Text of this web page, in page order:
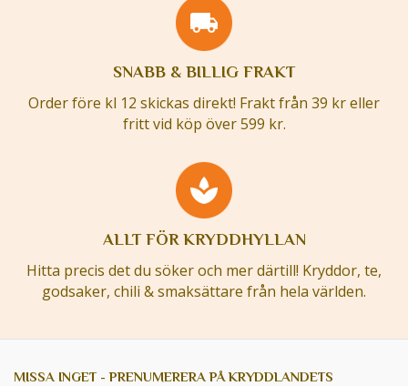
SNABB & BILLIG FRAKT
Order före kl 12 skickas direkt! Frakt från 39 kr eller
fritt vid köp över 599 kr.
ALLT FÖR KRYDDHYLLAN
Hitta precis det du söker och mer därtill! Kryddor, te,
godsaker, chili & smaksättare från hela världen.
MISSA INGET - PRENUMERERA PÅ KRYDDLANDETS